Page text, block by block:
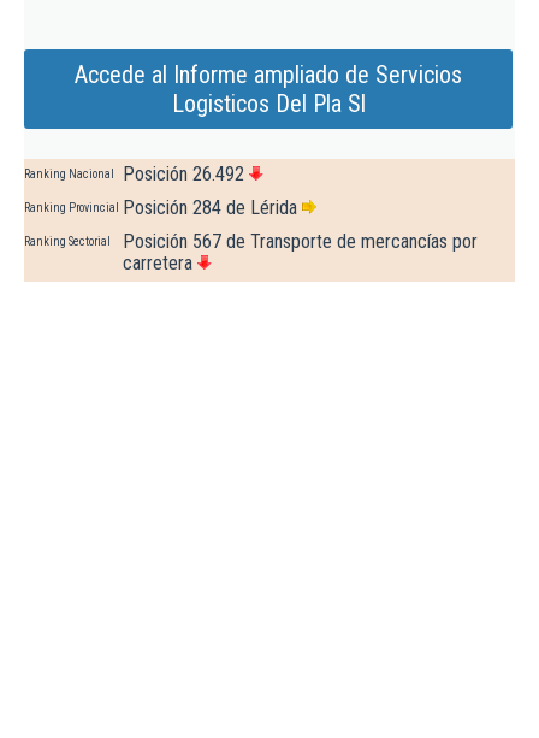
Accede al Informe ampliado de Servicios
Logisticos Del Pla Sl
Ranking Nacional Posición 26.492
Ranking Provincial Posición 284 de Lérida
Ranking Sectorial
Posición 567 de Transporte de mercancías por
carretera